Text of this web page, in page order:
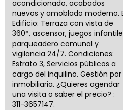
acondicionado, acabados
nuevos y amoblado moderno.
Edificio: Terraza con vista de
360°, ascensor, juegos
parqueadero comunal y
vigilancia 24/7. Condiciones:
Estrato 3, Servicios públicos a
cargo del inquilino. Gestión por
inmobiliaria. ¿Quieres agendar
una visita o saber el precio? :
311-3657147.